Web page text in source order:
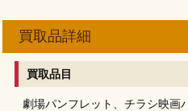
買取品詳細
買取品目
劇場パンフレット、チラシ映画